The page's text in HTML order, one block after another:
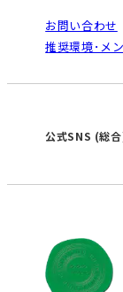
ご
オ
南大
高
津
お問い合わせ
推奨環境･メ
公式SNS (総